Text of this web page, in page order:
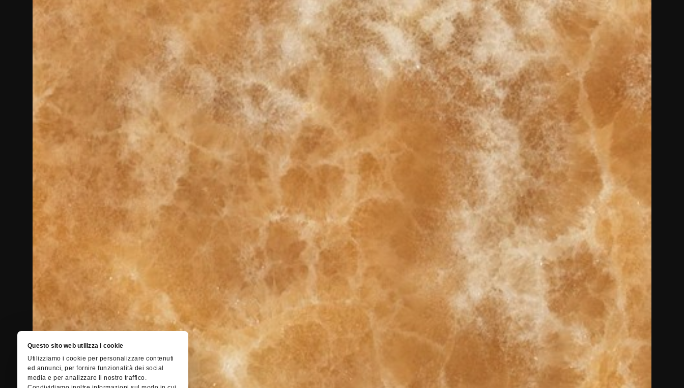
Questo sito web utilizza i cookie
Utilizziamo i cookie per personalizzare contenuti
ed annunci, per fornire funzionalità dei social
media e per analizzare il nostro traffico.